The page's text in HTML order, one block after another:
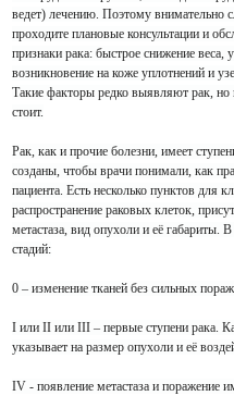
ведет) лечению. Поэтому внимательно
проходите плановые консультации и
признаки рака: быстрое снижение веса,
возникновение на коже уплотнений и
Такие факторы редко выявляют рак, но
стоит.
Рак, как и прочие болезни, имеет
созданы, чтобы врачи понимали, как
пациента. Есть несколько пунктов для
распространение раковых клеток,
метастаза, вид опухоли и её габариты. В
стадий:
0 – изменение тканей без сильных
I или II или III – первые ступени рака.
указывает на размер опухоли и её
IV - появление метастаза и поражение